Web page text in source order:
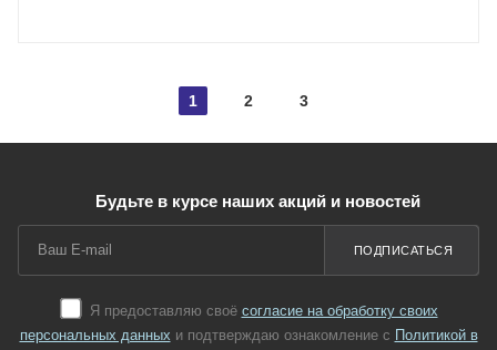
1 2 3
Будьте в курсе наших акций и новостей
Я предоставляю своё согласие на обработку своих
персональных данных и подтверждаю ознакомление с Политикой в
ПОДПИСАТЬСЯ